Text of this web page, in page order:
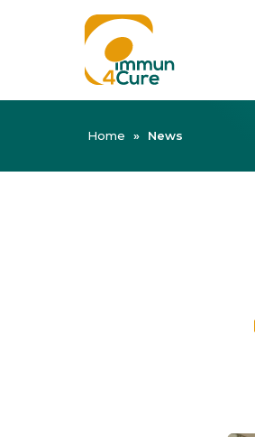
Home » News